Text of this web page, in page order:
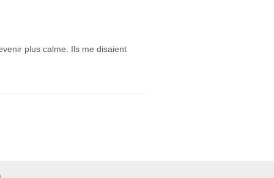
plus calme. Ils me disaient